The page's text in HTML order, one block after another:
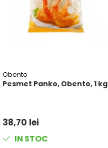
Obento
Pesmet Panko, Obento, 1 kg
38,70 lei
IN STOC